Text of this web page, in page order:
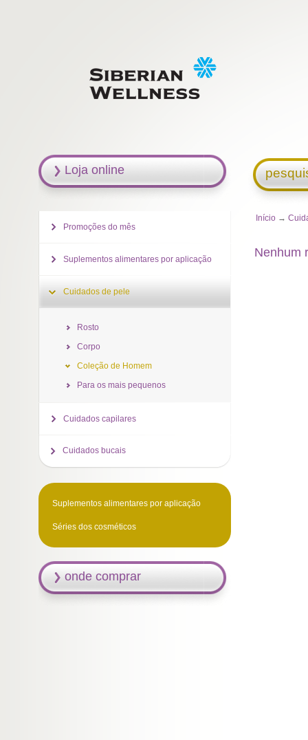
Início →
Nenhum
Loja online
Promoções do mês
Suplementos alimentares por aplicação
Cuidados de pele
Rosto
Corpo
Coleção de Homem
Para os mais pequenos
Cuidados capilares
Cuidados bucais
Suplementos alimentares por aplicação
Séries dos cosméticos
onde comprar